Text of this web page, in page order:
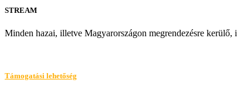
STREAM
Minden hazai, illetve Magyarországon megrendezésre
Támogatási lehetőség